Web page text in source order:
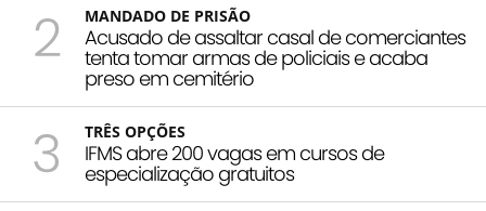
2 MANDADO DE PRISÃO
Acusado de assaltar casal de comerciantes
tenta tomar armas de policiais e acaba
preso em cemitério
3 TRÊS OPÇÕES
IFMS abre 200 vagas em cursos de
especialização gratuitos